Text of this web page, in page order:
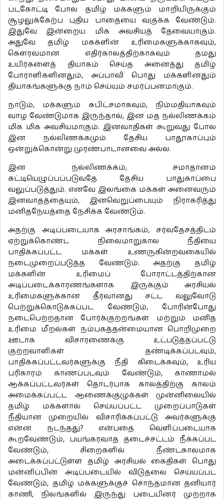
படகோட்டி போல தமிழ் மக்களும் மாறியிருக்கும்
சூழலுக்கேற்ப புதிய பாதையை வகுக்க வேண்டும்.
இதுவே இன்றைய மிக அவசியத் தேவையாகும்.
அதுவே தமிழ் மகக்ளின் உரிமைகளுக்காகவும்,
கௌரவமான எதிர்காலத்திற்காகவும் தமது
உயிர்களைத் தியாகம் செய்த அனைத்து தமிழ்
போராளிகளினதும், அப்பாவி பொது மக்களினதும்
தியாகங்களுக்கு நாம் செய்யும் சமர்ப்பனமாகும்.
நாடும், மக்களும் சுபிட்சமாகவும், நிம்மதியாகவும்
வாழ வேண்டுமாக இருந்தால், இன மத நல்லிணக்கம்
மிக மிக அவசியமாகும். இனவாதிகள் கூறுவது போல
இன நல்லிணக்கமும் தேசிய பாதூகாப்பும்
ஒன்றுக்கொன்று முரண்பாடானவை அல்ல.
இன நல்லிணக்கம், சமாதானம்
கட்டியெழுப்பப்படுவதே தேசிய பாதுகாப்பை
வலுப்படுத்தும். எனவே இலங்கை மக்கள் அனைவரும்
இனவாதத்தையும், இனவெறுப்பையும் நிராகரித்து
மனிதநேயத்தை நேசிக்க வேண்டும்.
அதற்கு அடிப்படையாக அரசாங்கம், சர்வதேசத்திடம்
ஏற்றுக்கொண்ட நிலைமாறுகால நீதியை
பாதிக்கப்பட்ட மக்கள் உணருகின்றவகையில்
நடைமுறைப்படுத்த வேண்டும். அதற்கு தமிழ்
மக்களின் உரிமைப் போராட்டத்திற்கான
அடிப்படைக்காரணங்களாக இருக்கும் அரசியல்
உரிமைகளுக்கான தீர்வானது சட்ட வலுவோடு
பெற்றுக்கொடுக்கப்பட வேண்டும், போரின்போது
நடைபெற்றதான போர்க்குற்றங்கள் மற்றும் மனித
உரிமை மீறல்கள் நம்பகத்தன்மையான பொறிமுறை
ஊடாக விசாரணைக்கு உட்படுத்தப்பட்டு
குற்றவாளிகள் தண்டிக்கப்படவும்,
பாதிக்கப்பட்டவர்களுக்கு நீதி கிடைக்கவும், உரிய
பரிகாரம் காணப்படவும் வேண்டும், காணாமல்
ஆக்கப்பட்டவர்கள் தொடர்பாக காலத்திற்கு காலம்
அமைக்கப்பட்ட ஆணைக்குழுக்கள் முன்னிலையில்
தமிழ் மக்களால் செய்யப்பட்ட முறைப்பாடுகள்
நீதியான முறையில் விசாரிக்கப்பட்டு அவர்களுக்கு
என்ன நடந்தது? என்பதை வெளிப்படையாக
கூறவேண்டும், பயங்கரவாத தடைச்சட்டம் நீக்கப்பட
வேண்டும், சிறைகளில் நீண்டகாலமாக
அடைக்கப்பட்டுள்ள தமிழ் அரசியல் கைதிகள் பொது
மன்னிப்பின் அடிப்படையில் விடுதலை செய்யப்பட
வேண்டும், தமிழ் மக்களுக்குச் சொந்தமான தனியார்
காணி, நிலங்களில் இருந்து படையினர் முற்றாக